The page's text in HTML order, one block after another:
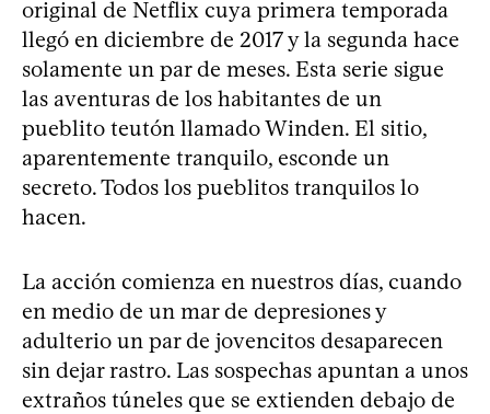
original de Netflix cuya primera temporada
llegó en diciembre de 2017 y la segunda hace
solamente un par de meses. Esta serie sigue
las aventuras de los habitantes de un
pueblito teutón llamado Winden. El sitio,
aparentemente tranquilo, esconde un
secreto. Todos los pueblitos tranquilos lo
hacen.
La acción comienza en nuestros días, cuando
en medio de un mar de depresiones y
adulterio un par de jovencitos desaparecen
sin dejar rastro. Las sospechas apuntan a unos
extraños túneles que se extienden debajo de